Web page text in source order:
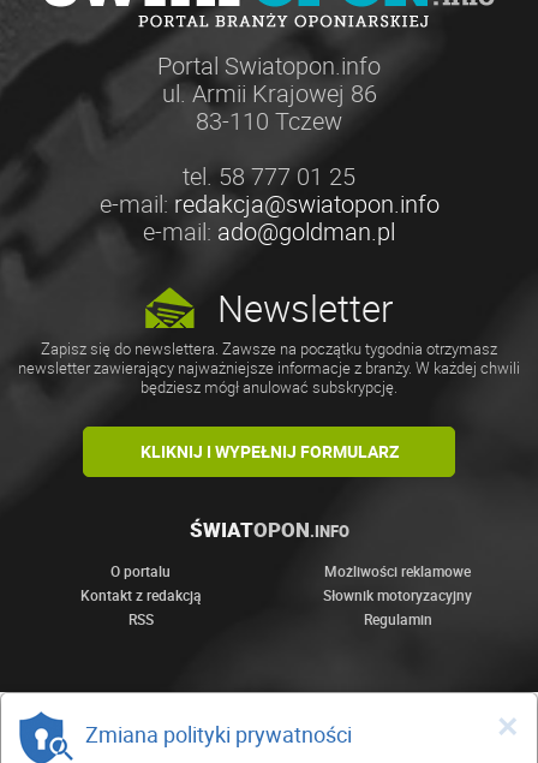
Portal Swiatopon.info
ul. Armii Krajowej 86
83-110 Tczew
tel. 58 777 01 25
e-mail: redakcja@swiatopon.info
e-mail: ado@goldman.pl
Newsletter
Zapisz się do newslettera. Zawsze na początku tygodnia otrzymasz
newsletter zawierający najważniejsze informacje z branży. W każdej chwili
będziesz mógł anulować subskrypcję.
KLIKNIJ I WYPEŁNIJ FORMULARZ
ŚWIATOPON.INFO
O portalu
Możliwości reklamowe
Kontakt z redakcją
Słownik motoryzacyjny
RSS
Regulamin
×
Zmiana polityki prywatności